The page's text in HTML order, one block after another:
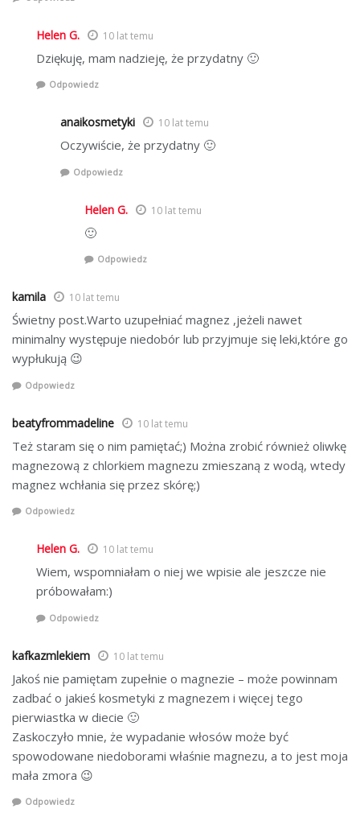
Helen G. 10 lat temu
Dziękuję, mam nadzieję, że przydatny 🙂
Odpowiedz
anaikosmetyki 10 lat temu
Oczywiście, że przydatny 🙂
Odpowiedz
Helen G. 10 lat temu
🙂
Odpowiedz
kamila 10 lat temu
Świetny post.Warto uzupełniać magnez ,jeżeli nawet
minimalny występuje niedobór lub przyjmuje się leki,które go
wypłukują 😉
Odpowiedz
beatyfrommadeline 10 lat temu
Też staram się o nim pamiętać;) Można zrobić również oliwkę
magnezową z chlorkiem magnezu zmieszaną z wodą, wtedy
magnez wchłania się przez skórę;)
Odpowiedz
Helen G. 10 lat temu
Wiem, wspomniałam o niej we wpisie ale jeszcze nie
próbowałam:)
Odpowiedz
kafkazmlekiem 10 lat temu
Jakoś nie pamiętam zupełnie o magnezie – może powinnam
zadbać o jakieś kosmetyki z magnezem i więcej tego
pierwiastka w diecie 🙂
Zaskoczyło mnie, że wypadanie włosów może być
spowodowane niedoborami właśnie magnezu, a to jest moja
mała zmora 😉
Odpowiedz